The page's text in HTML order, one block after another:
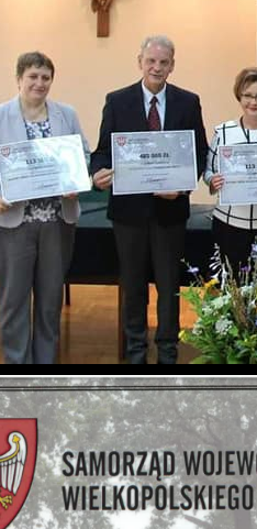
Niezbędne pliki cookies służą do
internetowej i umożliwiają Ci
nas usług.
Pliki cookies odpowiadają na
m.in. dostosowania Twoich ustawień
wypełniania formularzy. Dzięki
Więcej
Funkcjonalne i
Tego typu pliki cookies umożliwiają
wprowadzonych przez Ciebie
funkcjonalności czy prezentowanych
Dzięki tym plikom cookies możemy
korzystania z funkcjonalności
Twoich indywidualnych preferencji.
personalizacyjne pliki cookies
na stronie.
Więcej
Analityczne
Analityczne pliki cookies pomagają
ZAPISZ
ZEZWÓL